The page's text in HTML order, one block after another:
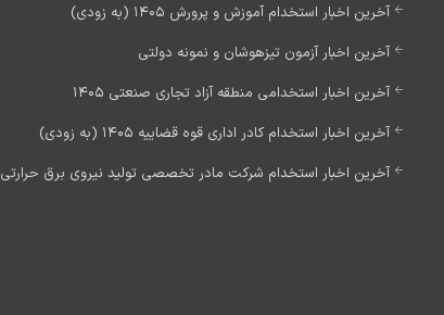
آخرین اخبار استخدام آموزش و پرورش 1405 (به زودی)
آخرین اخبار آزمون تیزهوشان و نمونه دولتی
آخرین اخبار استخدامی منطقه آزاد تجاری صنعتی 1405
آخرین اخبار استخدام کادر اداری قوه قضاییه 1405 (به زودی)
آخرین اخبار استخدام شرکت مادر تخصصی تولید نیروی برق حرارتی 1405 (استخدام جدید)